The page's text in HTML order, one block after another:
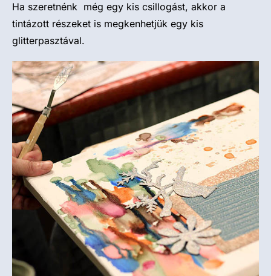
Ha szeretnénk még egy kis csillogást, akkor a
tintázott részeket is megkenhetjük egy kis
glitterpasztával.